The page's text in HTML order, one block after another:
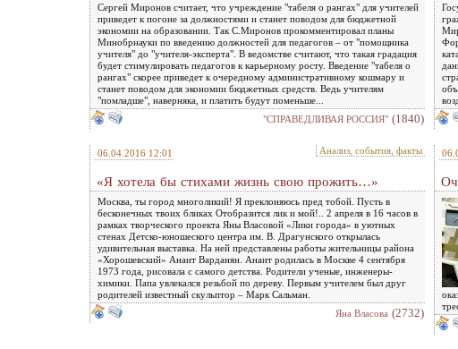
Сергей Миронов считает, что учреждение "табеля о рангах" для учителей
приведет к погоне за должностями и станет поводом для бюджетной
экономии на образовании. Так С.Миронов прокомментировал планы
Минобрнауки по введению должностей для педагогов – от "помощника
учителя" до "учителя-эксперта". В ведомстве считают, что такая градация
будет стимулировать педагогов к карьерному росту. Введение "табеля о
рангах" скорее приведет к очередному административному кошмару и
станет поводом для экономии бюджетных средств. Ведь учителям
"помладше", наверняка, и платить будут поменьше...
"СПРАВЕДЛИВАЯ РОССИЯ" (1840)
06.04.2016 12:01 Анализ, события, факты
«Я хотела бы стихами жизнь свою прожить…»
Москва, ты город многоликий! Я преклоняюсь пред тобой. Пусть в
бесконечных твоих бликах Отобразится лик и мой!.. 2 апреля в 16 часов в
рамках творческого проекта Яны Власовой «Лики города» в уютных
стенах Детско-юношеского центра им. В. Драгунского открылась
удивительная выставка. На ней представлены работы жительницы района
«Хорошевский» Анаит Варданян. Анаит родилась в Москве 4 сентября
1973 года, рисовала с самого детства. Родители ученые, инженеры-
химики. Папа увлекался резьбой по дереву. Первым учителем был друг
родителей известный скульптор – Марк Сальман.
Яна Власова (2732)